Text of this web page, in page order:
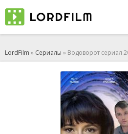
LordFilm » Сериалы » Водоворот сериал